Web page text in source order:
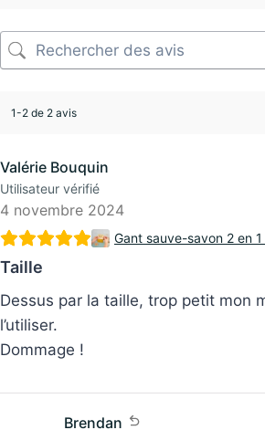
1-2 de 2 avis
Valérie Bouquin
Utilisateur vérifié
4 novembre 2024
Taille
Dessus par la taille, trop petit mon
l’utiliser.